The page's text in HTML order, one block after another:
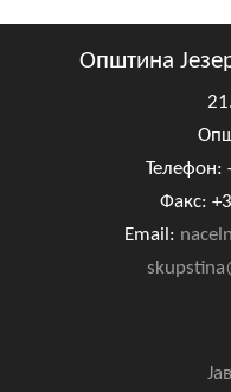
Општина
Телефон:
Факс:
Email: